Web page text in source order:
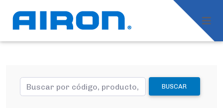
BUSCAR